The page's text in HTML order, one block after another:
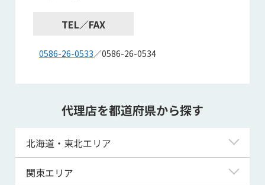
TEL／FAX
0586-26-0533／0586-26-0534
代理店を都道府県から探す
北海道・東北エリア
北海道
関東エリア